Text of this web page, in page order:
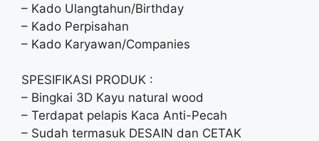
– Kado Ulangtahun/Birthday
– Kado Perpisahan
– Kado Karyawan/Companies
SPESIFIKASI PRODUK :
– Bingkai 3D Kayu natural wood
– Terdapat pelapis Kaca Anti-Pecah
– Sudah termasuk DESAIN dan CETAK